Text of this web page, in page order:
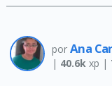
por Ana
| 40.6kxp |